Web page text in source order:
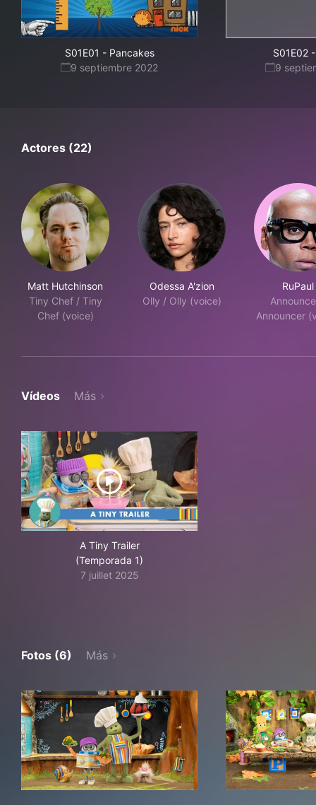
S01E01 - Pancakes
9 septiembre 2022
S01E02 -
9
Actores (22)
Matt Hutchinson
Tiny Chef / Tiny
Chef (voice)
Odessa A'zion
Olly / Olly (voice)
RuPaul
Announcer
Vídeos Más
A Tiny Trailer
(Temporada 1)
7 juillet 2025
Fotos (6) Más